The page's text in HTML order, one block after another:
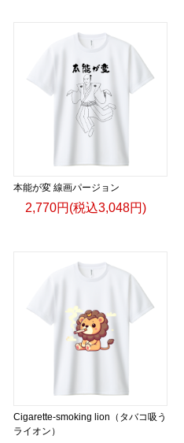
本能が変 線画パージョン
2,770円(税込3,048円)
Cigarette-smoking lion（タバコ吸う
ライオン）